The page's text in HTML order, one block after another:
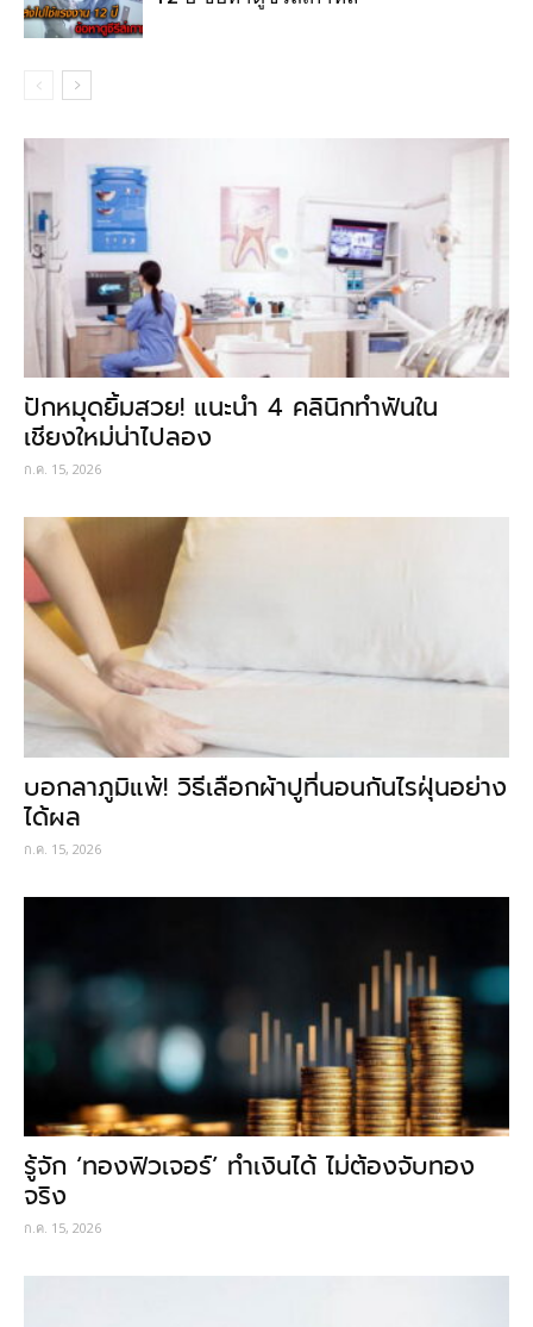
ปักหมุดยิ้มสวย! แนะนำ 4 คลินิกทำฟันใน
เชียงใหม่น่าไปลอง
ก.ค. 15, 2026
บอกลาภูมิแพ้! วิธีเลือกผ้าปูที่นอนกันไรฝุ่นอย่าง
ได้ผล
ก.ค. 15, 2026
รู้จัก ‘ทองฟิวเจอร์’ ทำเงินได้ ไม่ต้องจับทอง
จริง
ก.ค. 15, 2026